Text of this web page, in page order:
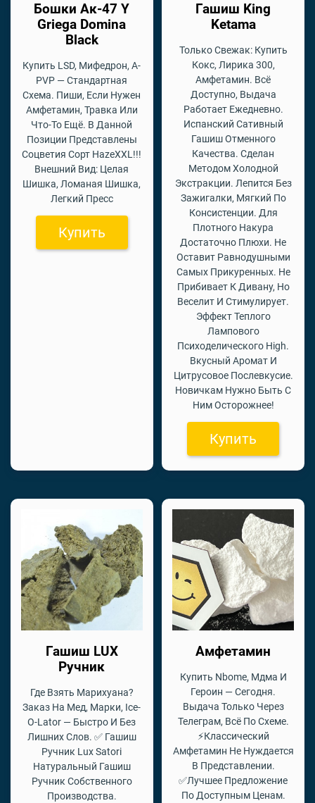
Бошки Ак-47 Y
Griega Domina
Black
Купить LSD, Мифедрон, A-
PVP — Стандартная
Схема. Пиши, Если Нужен
Амфетамин, Травка Или
Что-То Ещё. В Данной
Позиции Представлены
Соцветия Сорт HazeXXL!!!
Внешний Вид: Целая
Шишка, Ломаная Шишка,
Легкий Пресс
Купить
Гашиш King
Ketama
Только Свежак: Купить
Кокс, Лирика 300,
Амфетамин. Всё
Доступно, Выдача
Работает Ежедневно.
Испанский Сативный
Гашиш Отменного
Качества. Сделан
Методом Холодной
Экстракции. Лепится Без
Зажигалки, Мягкий По
Консистенции. Для
Плотного Накура
Достаточно Плюхи. Не
Оставит Равнодушными
Самых Прикуренных. Не
Прибивает К Дивану, Но
Веселит И Стимулирует.
Эффект Теплого
Лампового
Психоделического High.
Вкусный Аромат И
Цитрусовое Послевкусие.
Новичкам Нужно Быть С
Ним Осторожнее!
Купить
Гашиш LUX
Ручник
Где Взять Марихуана?
Заказ На Мед, Марки, Ice-
O-Lator — Быстро И Без
Лишних Слов. ✅ Гашиш
Ручник Lux Satori
Натуральный Гашиш
Ручник Собственного
Производства.
Амфетамин
Купить Nbome, Мдма И
Героин — Сегодня.
Выдача Только Через
Телеграм, Всё По Схеме.
⚡Классический
Амфетамин Не Нуждается
В Представлении.
✅Лучшее Предложение
По Доступным Ценам.